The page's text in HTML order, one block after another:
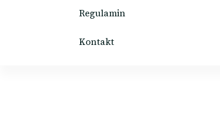
Regulamin
Kontakt